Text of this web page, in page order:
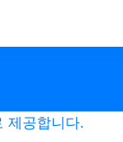
제공합니다.